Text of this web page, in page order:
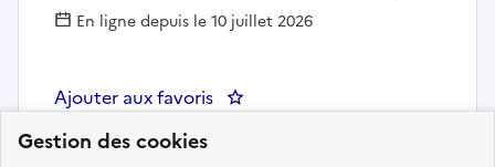
Gestion des cookies
En ligne depuis le 10 juillet 2026
Ajouter aux favoris : Attaché de coopération